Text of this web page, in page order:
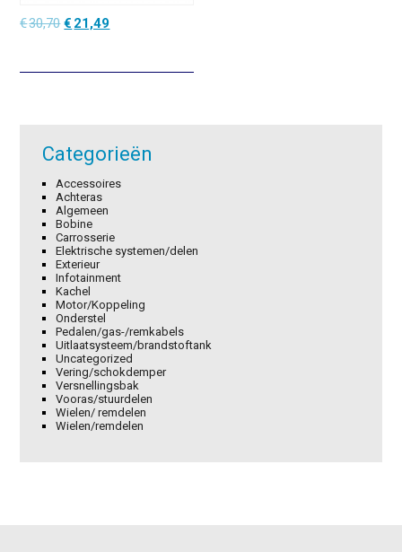
€30,70Oorspronkelijke
€30,70.
€ 21,49Huidige
€21,49.
Categorieën
Accessoires
Achteras
Algemeen
Bobine
Carrosserie
Elektrische systemen/delen
Exterieur
Infotainment
Kachel
Motor/Koppeling
Onderstel
Pedalen/gas-/remkabels
Uitlaatsysteem/brandstoftank
Uncategorized
Vering/schokdemper
Versnellingsbak
Vooras/stuurdelen
Wielen/ remdelen
Wielen/remdelen